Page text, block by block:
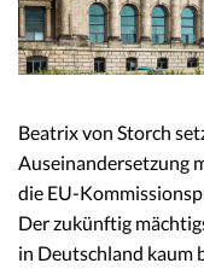
Beatrix von Storch
Auseinandersetzung
die EU-
Der zukünftig
in Deutschland kaum